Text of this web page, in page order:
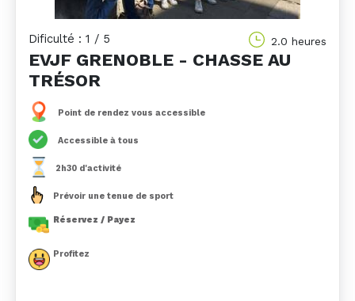
Dificulté : 1 / 5 2.0 heures
EVJF GRENOBLE - CHASSE AU
TRÉSOR
Point de rendez vous accessible
Accessible à tous
2h30 d'activité
Prévoir une tenue de sport
Réservez / Payez
Profitez